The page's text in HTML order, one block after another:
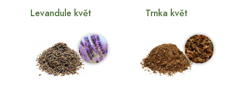
Levandule květ Trnka květ